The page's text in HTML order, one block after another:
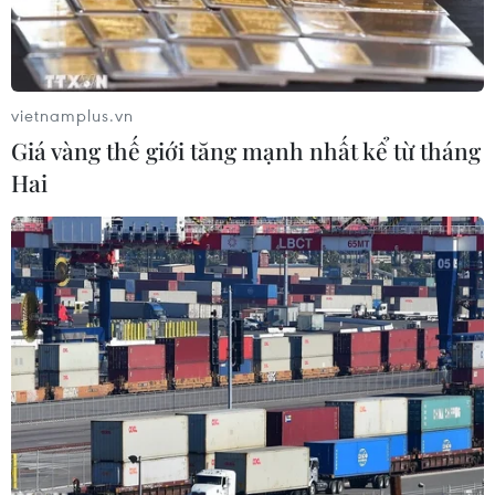
Cơ sở dự trữ dầu thô ở California, Mỹ. (Nguồn: AFP/TTXVN)
Trong phiên giao dịch 26/2, giá dầu thế giới
xuống mức thấp nhất trong hai tháng, khi dự
trữ nhiên liệu của Mỹ bất ngờ tăng, báo hiệu
vietnamplus.vn
Giá vàng thế giới tăng mạnh nhất kể từ tháng
Hai